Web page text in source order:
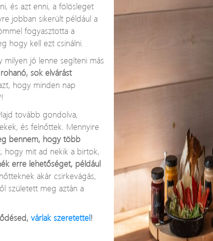
és azt enni, a fölösleget
jobban sikerült például a
fogyasztotta a
hogy kell ezt csinálni.
jó lenne segíteni más
sok elvárást
hogy minden nap
tovább gondolva,
és felnőttek. Mennyire
bennem, hogy több
hogy mit ad nekik a birtok,
erre lehetőséget, például
akár csirkevágás,
született meg aztán a
várlak szeretettel!